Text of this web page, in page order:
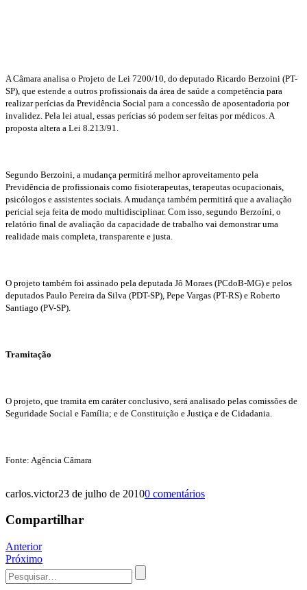
A Câmara analisa o Projeto de Lei 7200/10, do deputado Ricardo Berzoini (PT-
SP), que estende a outros profissionais da área de saúde a competência para
realizarperícias da Previdência Social para a concessão de aposentadoria por
invalidez. Pela lei atual, essas perícias só podem ser feitas por médicos. A
proposta altera a Lei 8.213/91.
Segundo Berzoini, a mudança permitirá melhor aproveitamento pela
Previdência de profissionais como fisioterapeutas, terapeutas ocupacionais,
psicólogos e assistentes sociais. A mudança também permitirá que a avaliação
pericial seja feita de modo multidisciplinar. Com isso, segundo Berzoíni, o
relatório final de avaliação da capacidade de trabalho vai demonstrar uma
realidade mais completa, transparente e justa.
O projeto também foi assinado pela deputada Jô Moraes (PCdoB-MG) e pelos
deputados Paulo Pereira da Silva (PDT-SP), Pepe Vargas (PT-RS) e Roberto
Santiago (PV-SP).
Tramitação
O projeto, que tramita em caráter conclusivo, será analisado pelas comissões de
Seguridade Social e Família; e de Constituição e Justiça e de Cidadania.
Fonte: Agência Câmara
carlos.victor23 de julho de 20100 comentários
Compartilhar
Navegação
de
Post
Anterior
Próximo
Procurar
por: